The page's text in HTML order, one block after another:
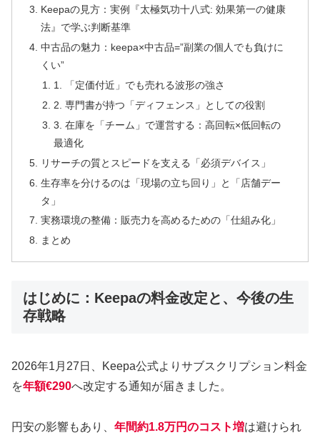
Keepaの見方：実例『太極気功十八式: 効果第一の健康
法』で学ぶ判断基準
中古品の魅力：keepa×中古品=”副業の個人でも負けに
くい”
1. 「定価付近」でも売れる波形の強さ
2. 専門書が持つ「ディフェンス」としての役割
3. 在庫を「チーム」で運営する：高回転×低回転の
最適化
リサーチの質とスピードを支える「必須デバイス」
生存率を分けるのは「現場の立ち回り」と「店舗デー
タ」
実務環境の整備：販売力を高めるための「仕組み化」
まとめ
はじめに：Keepaの料金改定と、今後の生
存戦略
2026年1月27日、Keepa公式よりサブスクリプション料金
を年額€290へ改定する通知が届きました。
円安の影響もあり、 年間約1.8万円のコスト増は避けられ